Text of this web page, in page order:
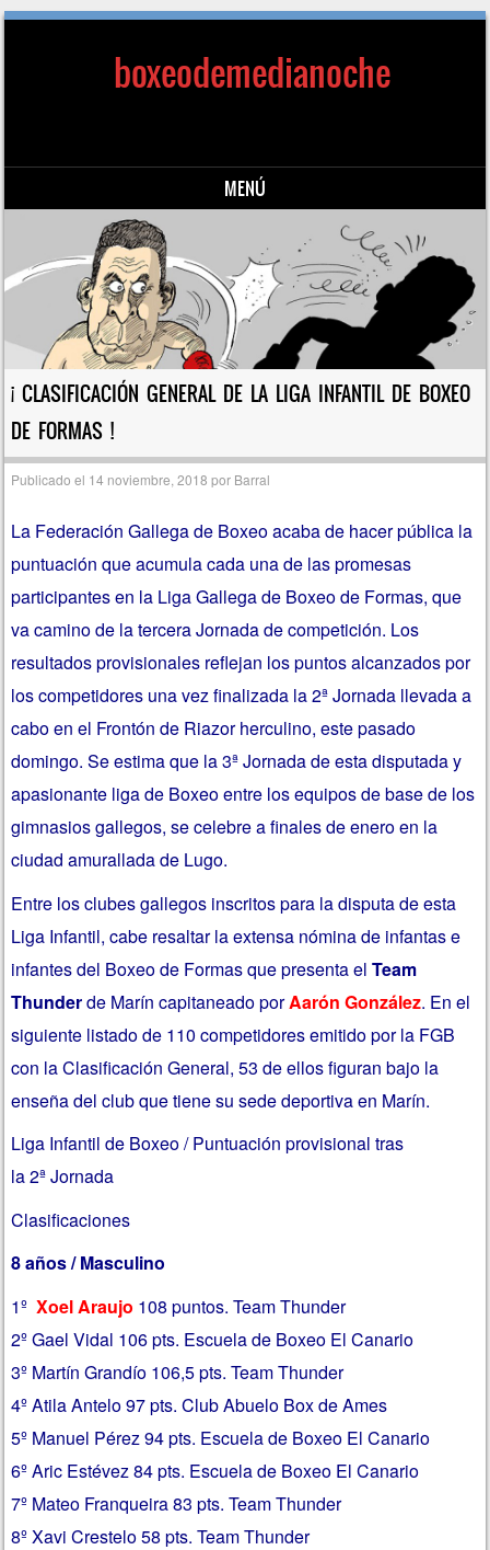
boxeodemedianoche
MENÚ
Saltar al contenido
¡ CLASIFICACIÓN GENERAL DE LA LIGA INFANTIL DE BOXEO
DE FORMAS !
Publicado el 14 noviembre, 2018 por Barral
La Federación Gallega de Boxeo acaba de hacer pública la
puntuación que acumula cada una de las promesas
participantes en la Liga Gallega de Boxeo de Formas, que
va camino de la tercera Jornada de competición. Los
resultados provisionales reflejan los puntos alcanzados por
los competidores una vez finalizada la 2ª Jornada llevada a
cabo en el Frontón de Riazor herculino, este pasado
domingo. Se estima que la 3ª Jornada de esta disputada y
apasionante liga de Boxeo entre los equipos de base de los
gimnasios gallegos, se celebre a finales de enero en la
ciudad amurallada de Lugo.
Entre los clubes gallegos inscritos para la disputa de esta
Liga Infantil, cabe resaltar la extensa nómina de infantas e
infantes del Boxeo de Formas que presenta elTeam
Thunderde Marín capitaneado porAarón González. En el
siguiente listado de 110 competidores emitido por la FGB
con la Clasificación General, 53 de ellos figuran bajo la
enseña del club que tiene su sede deportiva en Marín.
Liga Infantil de Boxeo / Puntuación provisional tras
la 2ª Jornada
Clasificaciones
8 años / Masculino
1ºXoel Araujo 108 puntos. Team Thunder
2º Gael Vidal 106 pts. Escuela de Boxeo El Canario
3º Martín Grandío 106,5 pts. Team Thunder
4º Atila Antelo 97 pts. Club Abuelo Box de Ames
5º Manuel Pérez 94 pts. Escuela de Boxeo El Canario
6º Aric Estévez 84 pts. Escuela de Boxeo El Canario
7º Mateo Franqueira 83 pts. Team Thunder
8º Xavi Crestelo 58 pts. Team Thunder